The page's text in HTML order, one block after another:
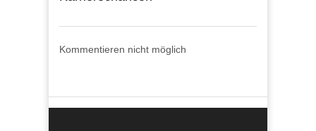
Kommentieren nicht möglich